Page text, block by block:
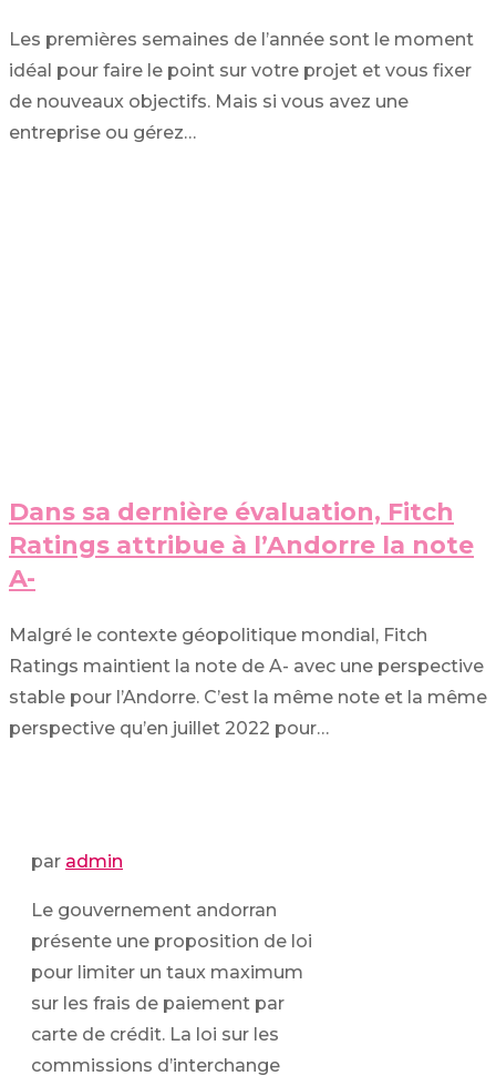
Les premières semaines de l’année sont le moment
idéal pour faire le point sur votre projet et vous fixer
de nouveaux objectifs. Mais si vous avez une
entreprise ou gérez…
Dans sa dernière évaluation, Fitch
Ratings attribue à l’Andorre la note
A-
Malgré le contexte géopolitique mondial, Fitch
Ratings maintient la note de A- avec une perspective
stable pour l’Andorre. C’est la même note et la même
perspective qu’en juillet 2022 pour…
par admin
Le gouvernement andorran
présente une proposition de loi
pour limiter un taux maximum
sur les frais de paiement par
carte de crédit. La loi sur les
commissions d’interchange